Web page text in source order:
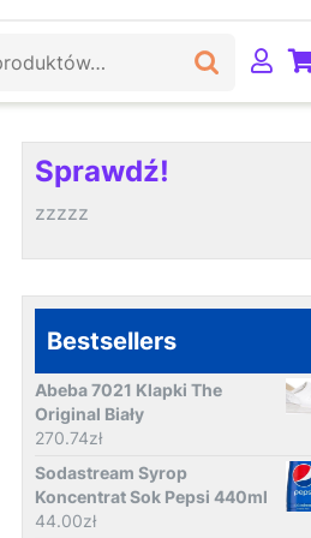
Sprawdź!
zzzzz
Bestsellers
Abeba 7021 Klapki The
Original Biały
270.74zł
Sodastream Syrop
Koncentrat Sok Pepsi 440ml
44.00zł